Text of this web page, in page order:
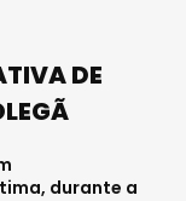
DE
durante a